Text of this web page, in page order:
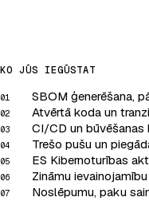
KO JŪS IEGŪSTAT
01 SBOM ģenerēšana,
02 Atvērtā koda un
03 CI/CD un būvēšanas
04 Trešo pušu un
05 ES Kibernoturības
06 Zināmu
07 Noslēpumu, paku